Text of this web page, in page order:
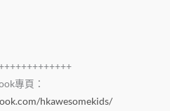
專頁：
hkawesomekids/